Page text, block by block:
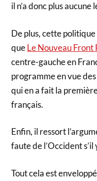
il n’a donc plus aucune
De plus, cette
queLe Nouveau Front
centre-gauche en
programme en vue
qui en a fait la
français.
Enfin, il ressort
faute de l’Occident
Tout cela est